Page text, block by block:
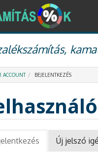
ACCOUNT BEJELENTKEZÉS
(aktív
fül)
Új jelszó